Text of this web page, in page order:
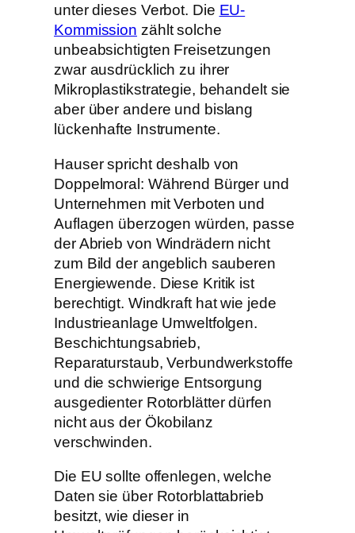
unter dieses Verbot. Die EU-
Kommission zählt solche
unbeabsichtigten Freisetzungen
zwar ausdrücklich zu ihrer
Mikroplastikstrategie, behandelt sie
aber über andere und bislang
lückenhafte Instrumente.
Hauser spricht deshalb von
Doppelmoral: Während Bürger und
Unternehmen mit Verboten und
Auflagen überzogen würden, passe
der Abrieb von Windrädern nicht
zum Bild der angeblich sauberen
Energiewende. Diese Kritik ist
berechtigt. Windkraft hat wie jede
Industrieanlage Umweltfolgen.
Beschichtungsabrieb,
Reparaturstaub, Verbundwerkstoffe
und die schwierige Entsorgung
ausgedienter Rotorblätter dürfen
nicht aus der Ökobilanz
verschwinden.
Die EU sollte offenlegen, welche
Daten sie über Rotorblattabrieb
besitzt, wie dieser in